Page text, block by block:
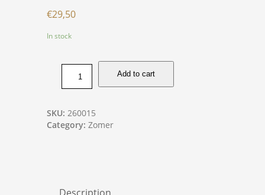
€29,50
In stock
Add to cart
SKU: 260015
Category: Zomer